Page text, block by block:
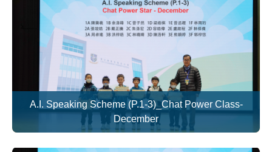
A.I. Speaking Scheme (P.1-3)_Chat Power Class-
December